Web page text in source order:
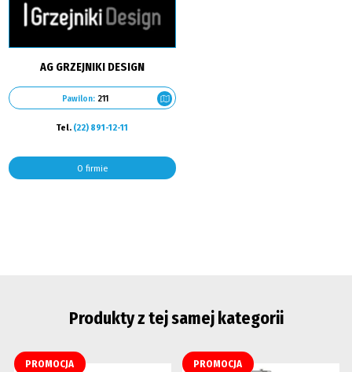
AG GRZEJNIKI DESIGN
Pawilon: 211
Tel. (22) 891-12-11
O firmie
Produkty z tej samej kategorii
PROMOCJA PROMOCJA